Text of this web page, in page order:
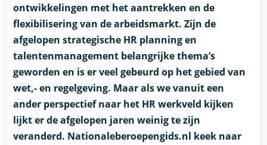
ontwikkelingen met het aantrekken en de
flexibilisering van de arbeidsmarkt. Zijn de
afgelopen strategische HR planning en
talentenmanagement belangrijke thema’s
geworden en is er veel gebeurd op het gebied van
wet,- en regelgeving. Maar als we vanuit een
ander perspectief naar het HR werkveld kijken
lijkt er de afgelopen jaren weinig te zijn
veranderd. Nationaleberoepengids.nl keek naar